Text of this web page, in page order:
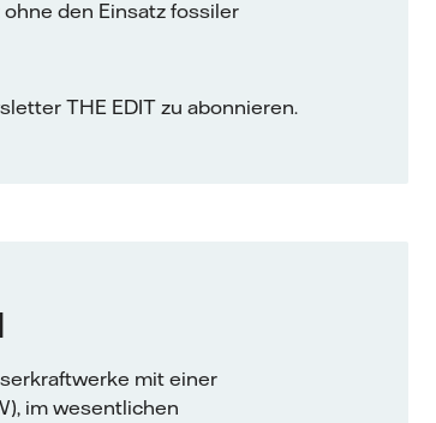
den Einsatz fossiler
THE EDIT zu abonnieren.
mit einer
im wesentlichen